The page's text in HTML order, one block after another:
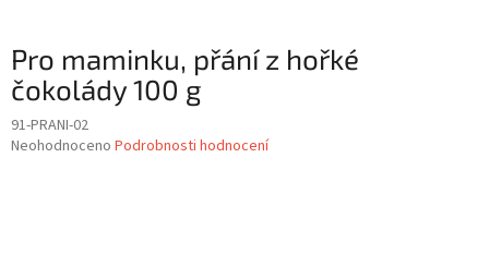
Pro maminku, přání z hořké
čokolády 100 g
91-PRANI-02
Průměrné
Neohodnoceno Podrobnosti hodnocení